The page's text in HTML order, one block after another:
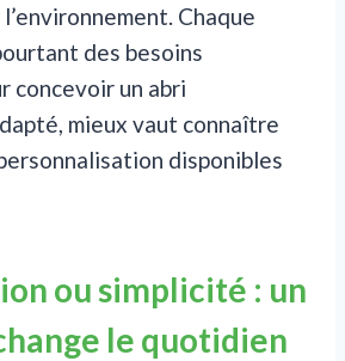
Chaque
des besoins
concevoir un abri
mieux vaut connaître
disponibles
ou simplicité : un
le quotidien